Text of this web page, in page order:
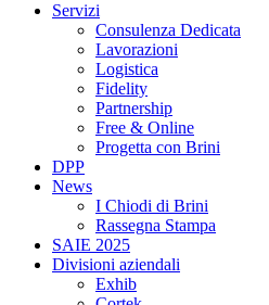
Servizi
Consulenza Dedicata
Lavorazioni
Logistica
Fidelity
Partnership
Free & Online
Progetta con Brini
DPP
News
I Chiodi di Brini
Rassegna Stampa
SAIE 2025
Divisioni aziendali
Exhib